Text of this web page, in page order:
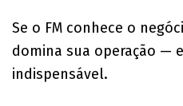
Se o FM conhece o
domina sua operação —
indispensável.